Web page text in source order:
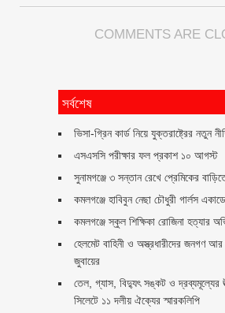
COMMENTS ARE
সর্বশেষ
ভিসা-গ্রিন কার্ড নিয়ে যুক্তরাষ্ট্রের নতুন
এসএসসি পরীক্ষার ফল প্রকাশ ১০ আগস্ট
সুনামগঞ্জে ৩ সন্তান রেখে প্রেমিকের
কমলগঞ্জে হাবিবুন নেছা চৌধুরী গার্লস
কমলগঞ্জে স্কুল শিক্ষিকা রোজিনা হত্যার
হেলমেট বাহিনী ও অস্ত্রধারীদের জনগণ
জুবায়ের
তেল, গ্যাস, বিদ্যুৎ সঙ্কট ও দ্রব্যমূল্যের
সিলেটে ১১ দলীয় ঐক্যের স্মারকলিপি